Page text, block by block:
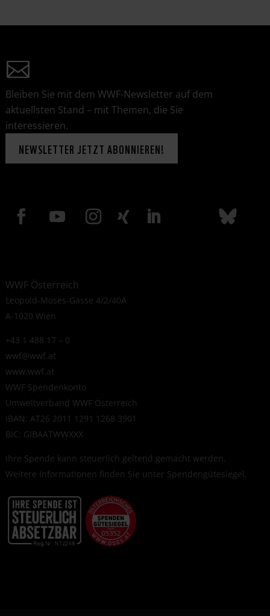
Bleiben Sie mit dem WWF-Newsletter auf dem
aktuellsten Stand – mit Themen, die Sie
interessieren.
NEWSLETTER JETZT ABONNIEREN!
WWF Österreich
Leopold-Moses-Gasse 4/2/40A
A-1020 Wien
+43 1 488 17 – 0
wwf@wwf.at
www.wwf.at
WWF Spendenkonto
Umweltverband WWF Österreich
IBAN: AT26 2011 1291 1268 3901
BIC: GIBAATWWXXX
Ihre Spende kann steuerlich geltend gemacht werden.
Weitere Informationen finden Sie unter Spendengütesiegel.